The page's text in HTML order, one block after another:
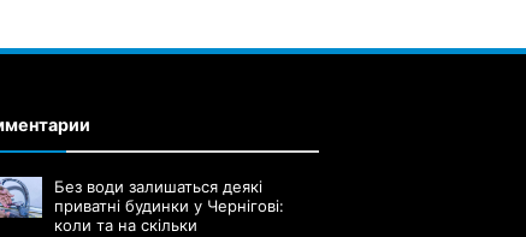
Без води залишаться деякі
приватні будинки у Чернігові:
коли та на скільки